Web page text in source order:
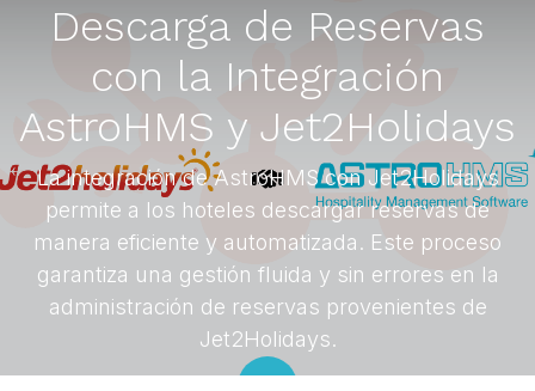
Descarga de Reservas
con la Integración
AstroHMS y Jet2Holidays
La integración de AstroHMS con Jet2Holidays
permite a los hoteles descargar reservas de
manera eficiente y automatizada. Este proceso
garantiza una gestión fluida y sin errores en la
administración de reservas provenientes de
Jet2Holidays.